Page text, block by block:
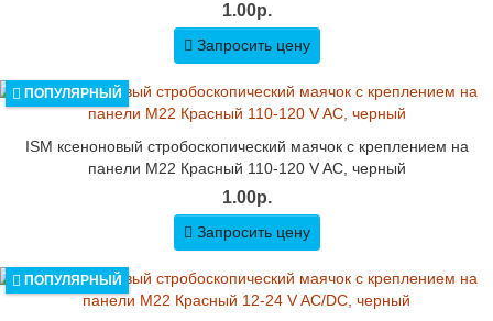
1.00р.
Запросить цену
ПОПУЛЯРНЫЙ
ISM ксеноновый стробоскопический маячок с креплением на
панели M22 Красный 110-120 V AC, черный
1.00р.
Запросить цену
ПОПУЛЯРНЫЙ